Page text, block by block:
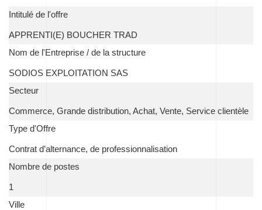
Intitulé de l'offre
APPRENTI(E) BOUCHER TRAD
Nom de l'Entreprise / de la structure
SODIOS EXPLOITATION SAS
Secteur
Commerce, Grande distribution, Achat, Vente, Service clientèle
Type d'Offre
Contrat d’alternance, de professionnalisation
Nombre de postes
1
Ville